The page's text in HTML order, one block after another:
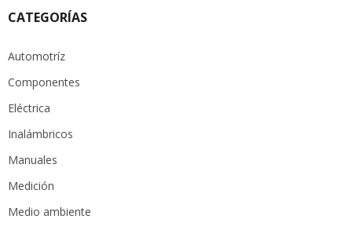
CATEGORÍAS
Automotríz
Componentes
Eléctrica
Inalámbricos
Manuales
Medición
Medio ambiente